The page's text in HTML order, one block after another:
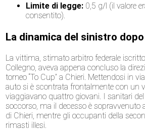
Limite di legge: 0,5 g/l (il valore
consentito).
La dinamica del sinistro
La vittima, stimato arbitro federale
Collegno, aveva appena concluso la
torneo “To Cup” a Chieri. Mettendosi in
auto si è scontrata frontalmente con un
viaggiavano quattro giovani. I sanitari
soccorso, ma il decesso è sopravvenuto
di Chieri, mentre gli occupanti della
rimasti illesi.